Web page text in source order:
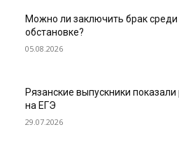
Можно ли заключить брак
обстановке?
05.08.2026
Рязанские выпускники
на ЕГЭ
29.07.2026